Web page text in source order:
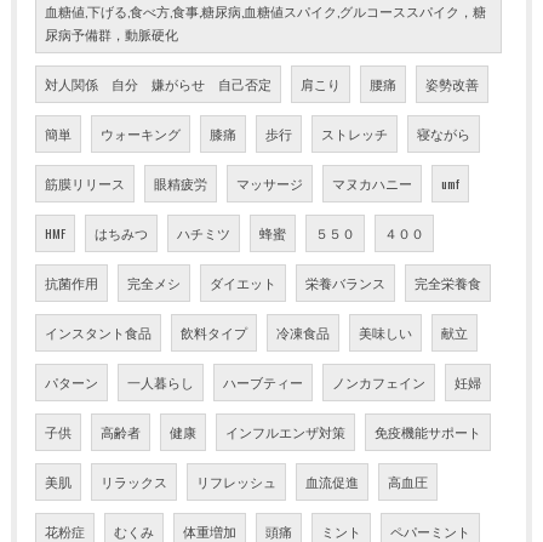
血糖値,下げる,食べ方,食事,糖尿病,血糖値スパイク,グルコーススパイク，糖
尿病予備群，動脈硬化
対人関係 自分 嫌がらせ 自己否定 肩こり 腰痛 姿勢改善
簡単 ウォーキング 膝痛 歩行 ストレッチ 寝ながら
筋膜リリース 眼精疲労 マッサージ マヌカハニー umf
HMF はちみつ ハチミツ 蜂蜜 ５５０ ４００
抗菌作用 完全メシ ダイエット 栄養バランス 完全栄養食
インスタント食品 飲料タイプ 冷凍食品 美味しい 献立
パターン 一人暮らし ハーブティー ノンカフェイン 妊婦
子供 高齢者 健康 インフルエンザ対策 免疫機能サポート
美肌 リラックス リフレッシュ 血流促進 高血圧
花粉症 むくみ 体重増加 頭痛 ミント ペパーミント